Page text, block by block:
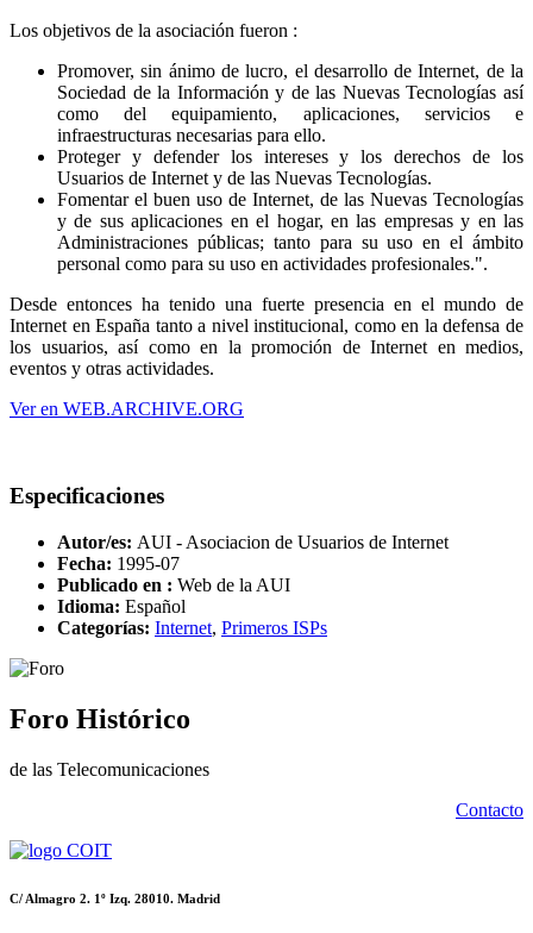
Los objetivos de la asociación fueron :
Promover, sin ánimo de lucro, el desarrollo de Internet, de la
Sociedad de la Información y de las Nuevas Tecnologías así
como del equipamiento, aplicaciones, servicios e
infraestructuras necesarias para ello.
Proteger y defender los intereses y los derechos de los
Usuarios de Internet y de las Nuevas Tecnologías.
Fomentar el buen uso de Internet, de las Nuevas Tecnologías
y de sus aplicaciones en el hogar, en las empresas y en las
Administraciones públicas; tanto para su uso en el ámbito
personal como para su uso en actividades profesionales.".
Desde entonces ha tenido una fuerte presencia en el mundo de
Internet en España tanto a nivel institucional, como en la defensa de
los usuarios, así como en la promoción de Internet en medios,
eventos y otras actividades.
Ver en WEB.ARCHIVE.ORG
Especificaciones
Autor/es: AUI - Asociacion de Usuarios de Internet
Fecha: 1995-07
Publicado en : Web de la AUI
Idioma: Español
Categorías: Internet, Primeros ISPs
Foro Histórico
de las Telecomunicaciones
Contacto
C/ Almagro 2. 1º Izq. 28010. Madrid